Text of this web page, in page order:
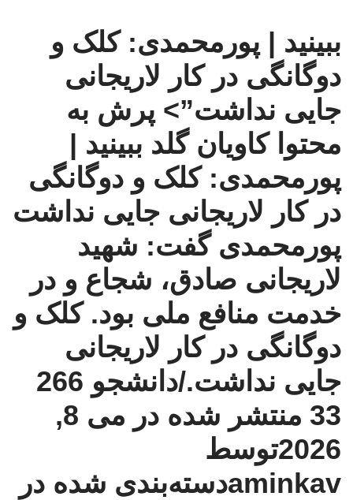
ببینید | پورمحمدی: کلک و
دوگانگی در کار لاریجانی
جایی نداشت”> پرش به
محتوا کاویان گلد ببینید |
پورمحمدی: کلک و دوگانگی
در کار لاریجانی جایی نداشت
پورمحمدی گفت: شهید
لاریجانی صادق، شجاع و در
خدمت منافع ملی بود. کلک و
دوگانگی در کار لاریجانی
جایی نداشت./دانشجو 266
33
منتشر شده در می 8,
2026توسط
aminkavدسته‌بندی شده در